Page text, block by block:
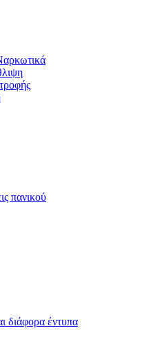
πανικού
διάφορα έντυπα